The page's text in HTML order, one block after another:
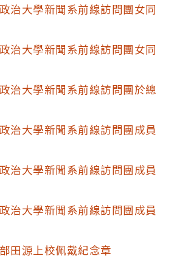
治大學新聞系前線訪問團女同
治大學新聞系前線訪問團女同
治大學新聞系前線訪問團於總
治大學新聞系前線訪問團成員
治大學新聞系前線訪問團成員
治大學新聞系前線訪問團成員
田源上校佩戴紀念章